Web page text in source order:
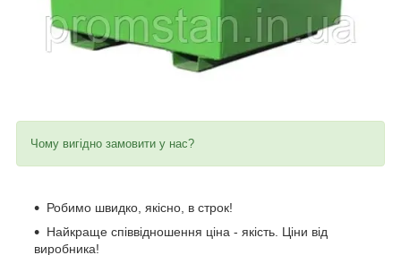
Чому вигідно замовити у нас?
Робимо швидко, якісно, в строк!
Найкраще співвідношення ціна - якість. Ціни від
виробника!